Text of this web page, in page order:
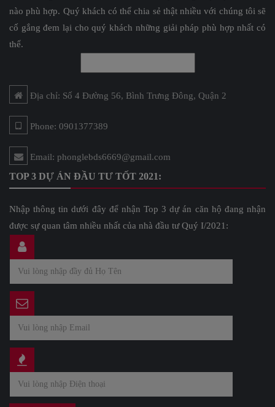
nào phù hợp. Quý khách có thể chia sẻ thật nhiều với chúng tôi sẽ
cố gắng đem lại cho quý khách những giải pháp phù hợp nhất có
thể.
Địa chỉ: Số 4 Đường 56, Bình Trưng Đông, Quận 2
Phone: 0901377389
Email: phonglebds6669@gmail.com
TOP 3 DỰ ÁN ĐẦU TƯ TỐT 2021:
Nhập thông tin dưới đây để nhận Top 3 dự án căn hộ đang nhận
được sự quan tâm nhiều nhất của nhà đầu tư Quý I/2021: